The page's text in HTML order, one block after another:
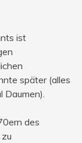
ist
später (alles
des